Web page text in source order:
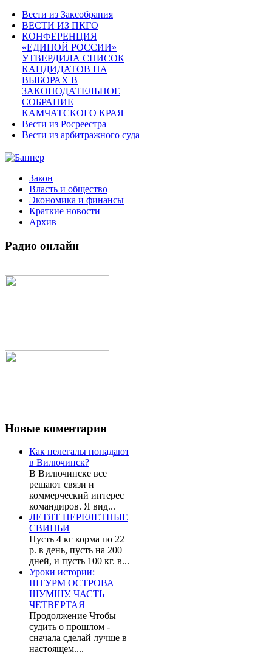
Вести из Заксобрания
ВЕСТИ ИЗ ПКГО
КОНФЕРЕНЦИЯ
«ЕДИНОЙ РОССИИ»
УТВЕРДИЛА СПИСОК
КАНДИДАТОВ НА
ВЫБОРАХ В
ЗАКОНОДАТЕЛЬНОЕ
СОБРАНИЕ
КАМЧАТСКОГО КРАЯ
Вести из Росреестра
Вести из арбитражного суда
Закон
Власть и общество
Экономика и финансы
Краткие новости
Архив
Радио онлайн
Новые коментарии
Как нелегалы попадают
в Вилючинск?
В Вилючинске все
решают связи и
коммерческий интерес
командиров. Я вид...
ЛЕТЯТ ПЕРЕЛЕТНЫЕ
СВИНЬИ
Пусть 4 кг корма по 22
р. в день, пусть на 200
дней, и пусть 100 кг. в...
Уроки истории:
ШТУРМ ОСТРОВА
ШУМШУ. ЧАСТЬ
ЧЕТВЕРТАЯ
Продолжение Чтобы
судить о прошлом -
сначала сделай лучше в
настоящем....